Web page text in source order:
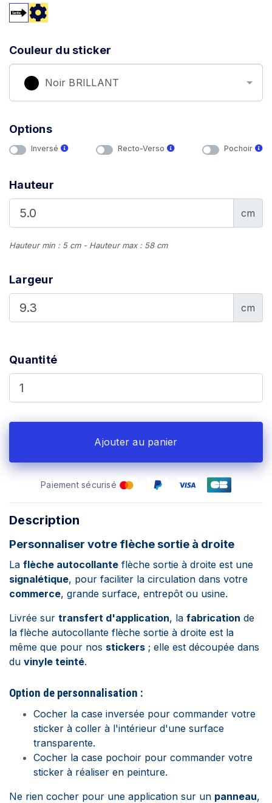
Couleur du sticker
Noir BRILLANT
Options
Inversé Recto-Verso Pochoir
Hauteur
cm
Hauteur min : 5 cm - Hauteur max : 58 cm
Largeur
cm
Quantité
Ajouter au panier
Paiement sécurisé
Description
Personnaliser votre flèche sortie à droite
La flèche autocollante flèche sortie à droite est une
signalétique, pour faciliter la circulation dans votre
commerce, grande surface, entrepôt ou usine.
Livrée sur transfert d'application, la fabrication de
la flèche autocollante flèche sortie à droite est la
même que pour nos stickers ; elle est découpée dans
du vinyle teinté.
Option de personnalisation :
Cocher la case inversée pour commander votre
sticker à coller à l'intérieur d'une surface
transparente.
Cocher la case pochoir pour commander votre
sticker à réaliser en peinture.
Ne rien cocher pour une application sur un panneau,